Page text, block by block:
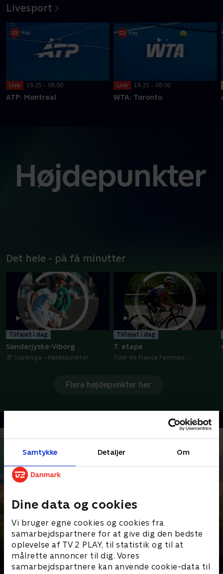
Samtykke Detaljer Om
Dine data og cookies
Vi bruger egne cookies og cookies fra
samarbejdspartnere for at give dig den bedste
oplevelse af TV 2 PLAY, til statistik og til at
målrette annoncer til dig. Vores
samarbejdspartnere kan anvende cookie-data til
Livesport
Live 18.25 - 08.00
ATP: Montreal
Live 18.25 - 08.00
WTA: Toronto
Det hele - på få minutter
5
min
Tilføjet i dag
Sønderjyske-Viborg
3F Superliga - Højdepunkter
9
min
Tilføjet i dag
7. etape
Tour de France Femmes -
Flere højdepunkter her
Senest tilføjet